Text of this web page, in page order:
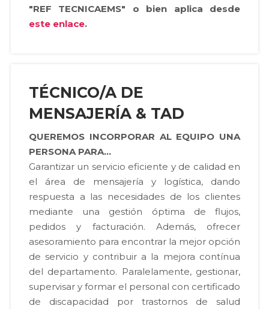
"REF TECNICAEMS" o bien aplica desde
este enlace.
TÉCNICO/A DE
MENSAJERÍA & TAD
QUEREMOS INCORPORAR AL EQUIPO UNA
PERSONA PARA...
Garantizar un servicio eficiente y de calidad en
el área de mensajería y logística, dando
respuesta a las necesidades de los clientes
mediante una gestión óptima de flujos,
pedidos y facturación. Además, ofrecer
asesoramiento para encontrar la mejor opción
de servicio y contribuir a la mejora contínua
del departamento. Paralelamente, gestionar,
supervisar y formar el personal con certificado
de discapacidad por trastornos de salud